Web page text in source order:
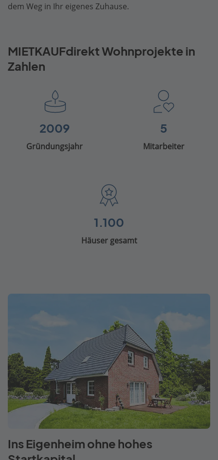
dem Weg in Ihr eigenes Zuhause.
MIETKAUFdirekt Wohnprojekte in
Zahlen
2009
Gründungsjahr
5
Mitarbeiter
1.100
Häuser gesamt
Ins Eigenheim ohne hohes